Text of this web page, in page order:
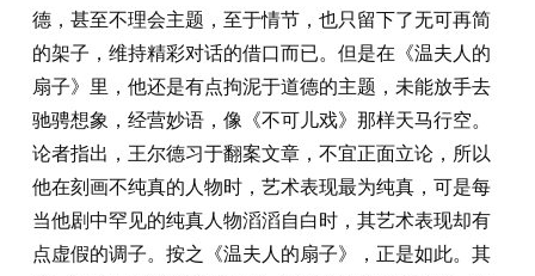
德，甚至不理会主题，至于情节，也只留下了无可再简
的架子，维持精彩对话的借口而已。但是在《温夫人的
扇子》里，他还是有点拘泥于道德的主题，未能放手去
驰骋想象，经营妙语，像《不可儿戏》那样天马行空。
论者指出，王尔德习于翻案文章，不宜正面立论，所以
他在刻画不纯真的人物时，艺术表现最为纯真，可是每
当他剧中罕见的纯真人物滔滔自白时，其艺术表现却有
点虚假的调子。按之《温夫人的扇子》，正是如此。其